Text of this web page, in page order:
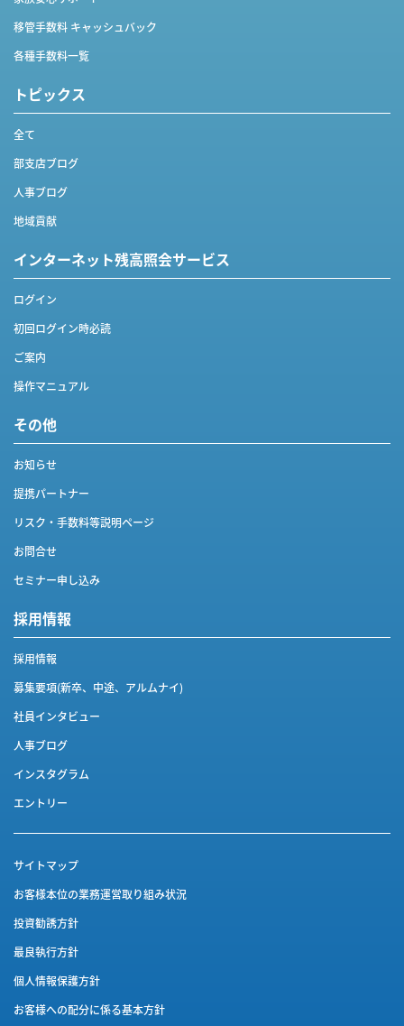
移管手数料 キャッシュバック
各種手数料一覧
トピックス
全て
部支店ブログ
人事ブログ
地域貢献
インターネット残高照会サービス
ログイン
初回ログイン時必読
ご案内
操作マニュアル
その他
お知らせ
提携パートナー
リスク・手数料等説明ページ
お問合せ
セミナー申し込み
採用情報
採用情報
募集要項(新卒、中途、アルムナイ)
社員インタビュー
人事ブログ
インスタグラム
エントリー
サイトマップ
お客様本位の業務運営取り組み状況
投資勧誘方針
最良執行方針
個人情報保護方針
お客様への配分に係る基本方針